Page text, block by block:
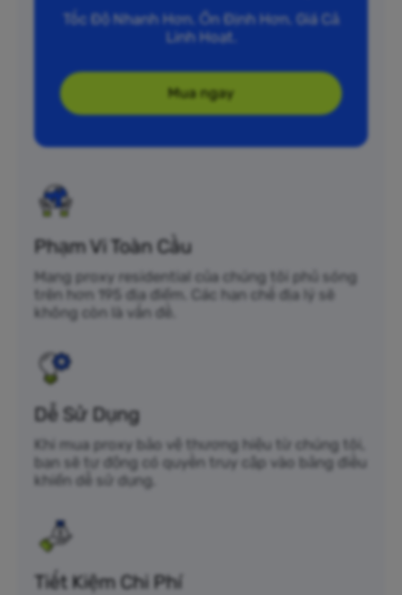
Tốc Độ Nhanh Hơn. Ổn Định Hơn. Giá Cả
Linh Hoạt.
Mua ngay
Phạm Vi Toàn Cầu
Mạng proxy residential của chúng tôi phủ sóng
trên hơn 195 địa điểm. Các hạn chế địa lý sẽ
không còn là vấn đề.
Dễ Sử Dụng
Khi mua proxy bảo vệ thương hiệu từ chúng tôi,
bạn sẽ tự động có quyền truy cập vào bảng điều
khiển dễ sử dụng.
Tiết Kiệm Chi Phí